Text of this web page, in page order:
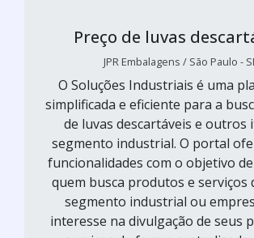
Preço de luvas
JPR Embalagens / São Paulo -
O Soluções Industriais é uma
simplificada e eficiente para a
de luvas descartáveis e outros
segmento industrial. O portal
funcionalidades com o objetivo
quem busca produtos e serviços
segmento industrial ou
interesse na divulgação de seus